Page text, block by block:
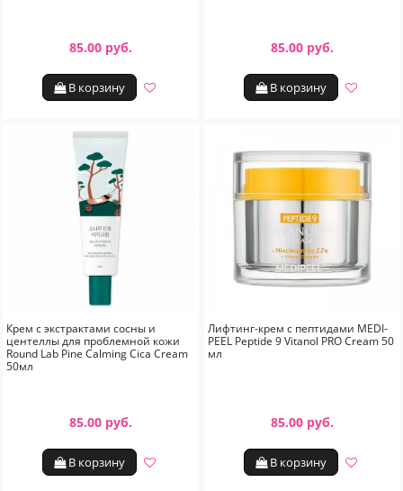
85.00 руб.
В корзину
85.00 руб.
В корзину
Крем с экстрактами сосны и
центеллы для проблемной кожи
Round Lab Pine Calming Cica Cream
50мл
85.00 руб.
В корзину
Лифтинг-крем с пептидами MEDI-
PEEL Peptide 9 Vitanol PRO Cream 50
мл
85.00 руб.
В корзину